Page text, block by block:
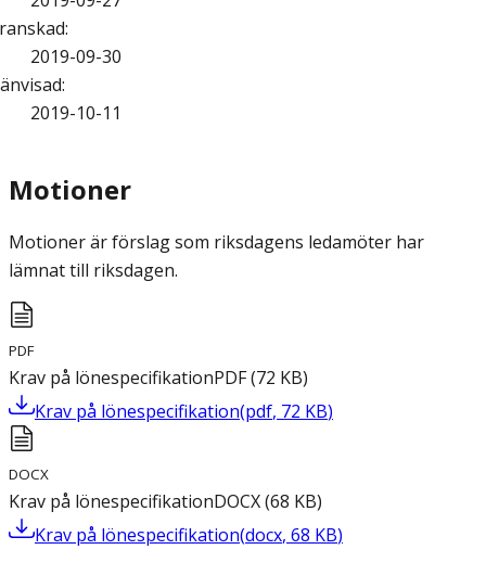
:
2019-09-30
:
2019-10-11
Motioner
Motioner är förslag som riksdagens ledamöter har
lämnat till riksdagen.
PDF
Krav på lönespecifikationPDF(72 KB)
Krav på lönespecifikation(pdf, 72 KB)
DOCX
Krav på lönespecifikationDOCX(68 KB)
Krav på lönespecifikation(docx, 68 KB)